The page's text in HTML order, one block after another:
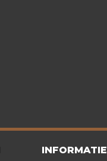
INFORMATIE